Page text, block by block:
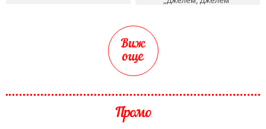
Виж
още
Промо